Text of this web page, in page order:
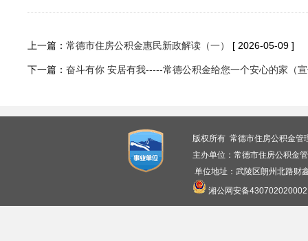
上一篇： 常德市住房公积金惠民新政解读（一） [ 2026-05-09 ]
下一篇： 奋斗有你 安居有我-----常德公积金给您一个安心的家（
版权所有 常德市住房公积金
主办单位：常德市住房公积金
单位地址：武陵区朗州北路
湘公网安备